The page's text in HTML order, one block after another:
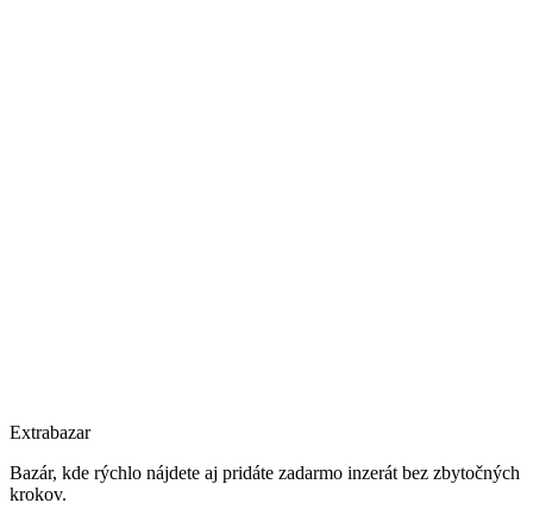
Extrabazar
Bazár, kde rýchlo nájdete aj pridáte zadarmo inzerát bez zbytočných
krokov.